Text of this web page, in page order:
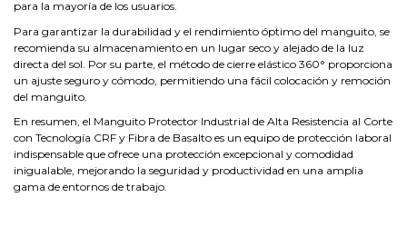
para la mayoría de los usuarios.
Para garantizar la durabilidad y el rendimiento óptimo del manguito, se
recomienda su almacenamiento en un lugar seco y alejado de la luz
directa del sol. Por su parte, el método de cierre elástico 360° proporciona
un ajuste seguro y cómodo, permitiendo una fácil colocación y remoción
del manguito.
En resumen, el Manguito Protector Industrial de Alta Resistencia al Corte
con Tecnología CRF y Fibra de Basalto es un equipo de protección laboral
indispensable que ofrece una protección excepcional y comodidad
inigualable, mejorando la seguridad y productividad en una amplia
gama de entornos de trabajo.